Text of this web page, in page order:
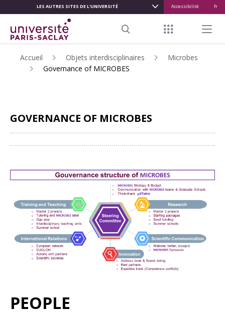
CONTENU
PRINCIPAL
LES AUTRES SITES DE L'UNIVERSITÉ Accessibilité fr
Menu Menu
Accueil Objets interdisciplinaires
Microbes
Governance of MICROBES
GOVERNANCE OF MICROBES
PEOPLE